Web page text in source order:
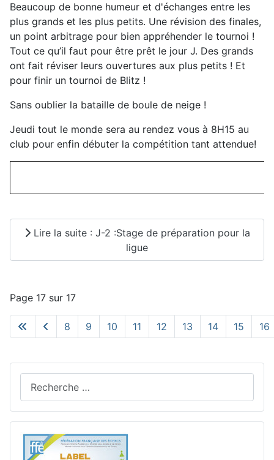
Beaucoup de bonne humeur et d'échanges entre les
plus grands et les plus petits. Une révision des finales,
un point arbitrage pour bien appréhender le tournoi !
Tout ce qu’il faut pour être prêt le jour J. Des grands
ont fait réviser leurs ouvertures aux plus petits ! Et
pour finir un tournoi de Blitz !
Sans oublier la bataille de boule de neige !
Jeudi tout le monde sera au rendez vous à 8H15 au
club pour enfin débuter la compétition tant attendue!
Lire la suite : J-2 :Stage de préparation pour la
ligue
Page 17 sur 17
8 9 10 11 12 13 14 15 16